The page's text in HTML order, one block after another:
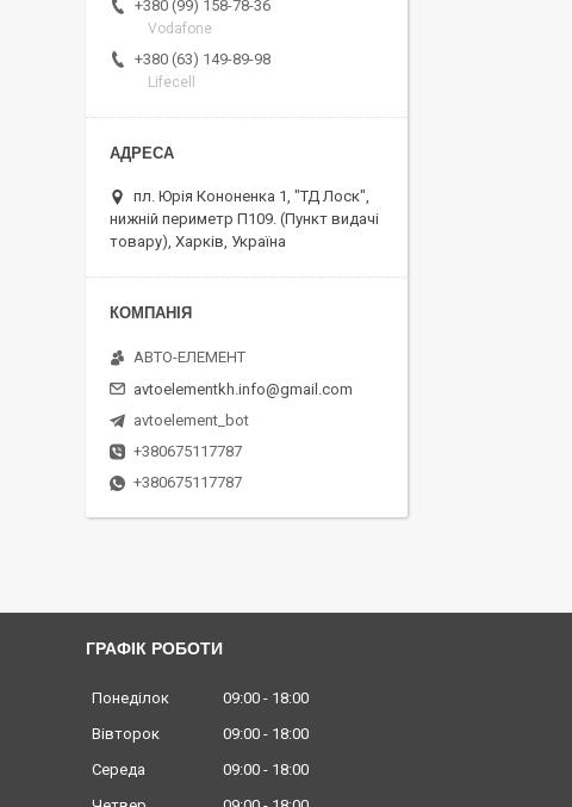
+380 (99) 158-78-36
Vodafone
+380 (63) 149-89-98
Lifecell
пл. Юрія Кононенка 1, "ТД Лоск",
нижній периметр П109. (Пункт видачі
товару), Харків, Україна
АВТО-ЕЛЕМЕНТ
avtoelementkh.info@gmail.com
avtoelement_bot
+380675117787
+380675117787
ГРАФІК РОБОТИ
Понеділок 09:00
18:00
Вівторок
09:00
18:00
Середа
09:00
18:00